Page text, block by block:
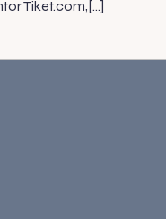
Tiket.com,[…]